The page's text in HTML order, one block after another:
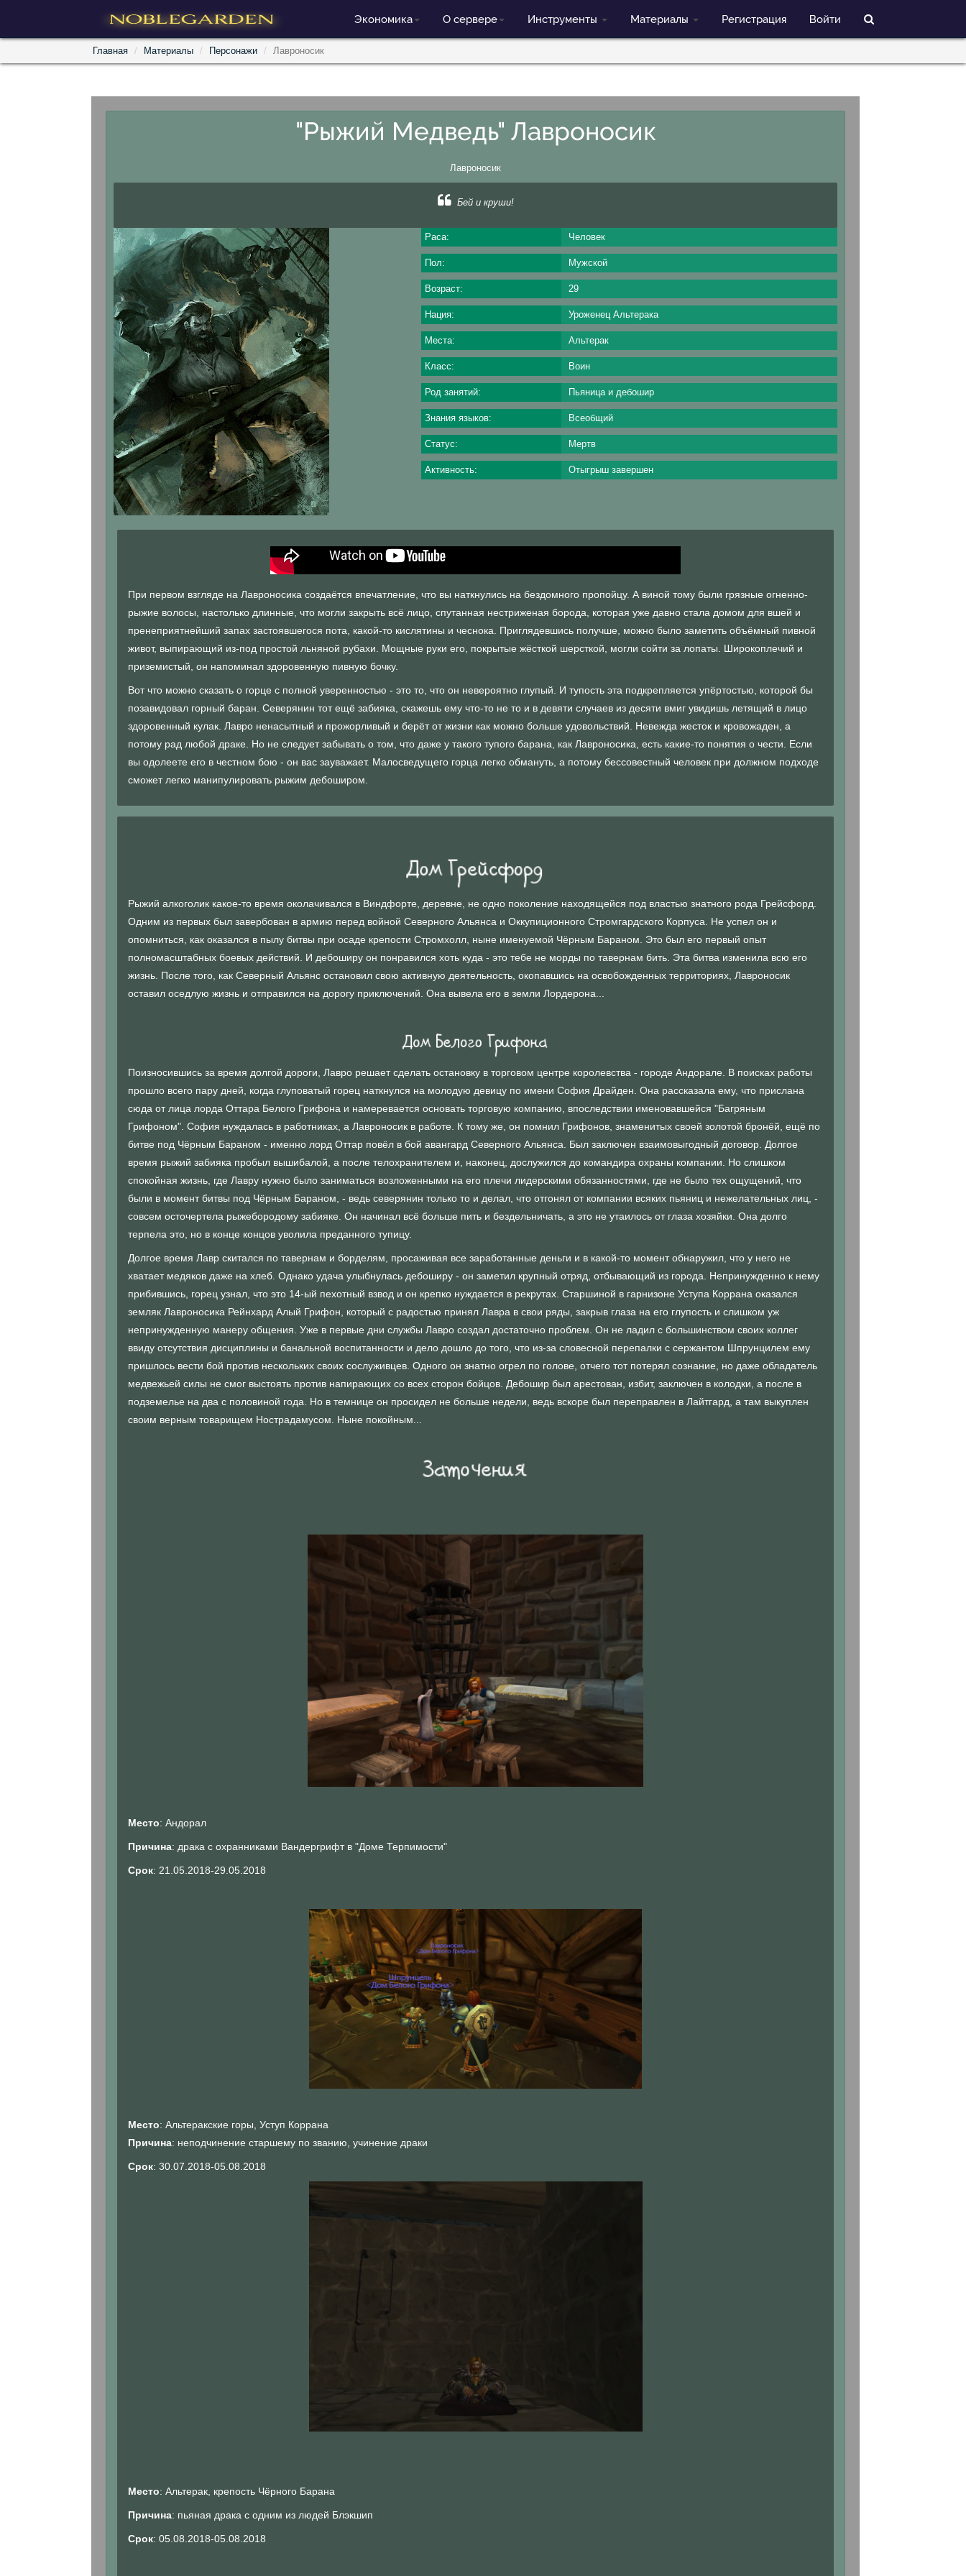
Экономика О сервере Инструменты Материалы Регистрация Войти
Главная Материалы Персонажи Лавроносик
"Рыжий Медведь" Лавроносик
Лавроносик
Бей и круши!
Раса: Человек
Пол: Мужской
Возраст: 29
Нация: Уроженец Альтерака
Места: Альтерак
Класс: Воин
Род занятий: Пьяница и дебошир
Знания языков: Всеобщий
Статус: Мертв
Активность: Отыгрыш завершен
При первом взгляде на Лавроносика создаётся впечатление, что вы наткнулись на бездомного пропойцу. А виной тому были грязные огненно-
рыжие волосы, настолько длинные, что могли закрыть всё лицо, спутанная нестриженая борода, которая уже давно стала домом для вшей и
пренеприятнейший запах застоявшегося пота, какой-то кислятины и чеснока. Приглядевшись получше, можно было заметить объёмный пивной
живот, выпирающий из-под простой льняной рубахи. Мощные руки его, покрытые жёсткой шерсткой, могли сойти за лопаты. Широкоплечий и
приземистый, он напоминал здоровенную пивную бочку.
Вот что можно сказать о горце с полной уверенностью - это то, что он невероятно глупый. И тупость эта подкрепляется упёртостью, которой бы
позавидовал горный баран. Северянин тот ещё забияка, скажешь ему что-то не то и в девяти случаев из десяти вмиг увидишь летящий в лицо
здоровенный кулак. Лавро ненасытный и прожорливый и берёт от жизни как можно больше удовольствий. Невежда жесток и кровожаден, а
потому рад любой драке. Но не следует забывать о том, что даже у такого тупого барана, как Лавроносика, есть какие-то понятия о чести. Если
вы одолеете его в честном бою - он вас зауважает. Малосведущего горца легко обмануть, а потому бессовестный человек при должном подходе
сможет легко манипулировать рыжим дебоширом.
Рыжий алкоголик какое-то время околачивался в Виндфорте, деревне, не одно поколение находящейся под властью знатного рода Грейсфорд.
Одним из первых был завербован в армию перед войной Северного Альянса и Оккупиционного Стромгардского Корпуса. Не успел он и
опомниться, как оказался в пылу битвы при осаде крепости Стромхолл, ныне именуемой Чёрным Бараном. Это был его первый опыт
полномасштабных боевых действий. И дебоширу он понравился хоть куда - это тебе не морды по тавернам бить. Эта битва изменила всю его
жизнь. После того, как Северный Альянс остановил свою активную деятельность, окопавшись на освобожденных территориях, Лавроносик
оставил оседлую жизнь и отправился на дорогу приключений. Она вывела его в земли Лордерона...
Поизносившись за время долгой дороги, Лавро решает сделать остановку в торговом центре королевства - городе Андорале. В поисках работы
прошло всего пару дней, когда глуповатый горец наткнулся на молодую девицу по имени София Драйден. Она рассказала ему, что прислана
сюда от лица лорда Оттара Белого Грифона и намеревается основать торговую компанию, впоследствии именовавшейся "Багряным
Грифоном". София нуждалась в работниках, а Лавроносик в работе. К тому же, он помнил Грифонов, знаменитых своей золотой бронёй, ещё по
битве под Чёрным Бараном - именно лорд Оттар повёл в бой авангард Северного Альянса. Был заключен взаимовыгодный договор. Долгое
время рыжий забияка пробыл вышибалой, а после телохранителем и, наконец, дослужился до командира охраны компании. Но слишком
спокойная жизнь, где Лавру нужно было заниматься возложенными на его плечи лидерскими обязанностями, где не было тех ощущений, что
были в момент битвы под Чёрным Бараном, - ведь северянин только то и делал, что отгонял от компании всяких пьяниц и нежелательных лиц, -
совсем осточертела рыжебородому забияке. Он начинал всё больше пить и бездельничать, а это не утаилось от глаза хозяйки. Она долго
терпела это, но в конце концов уволила преданного тупицу.
Долгое время Лавр скитался по тавернам и борделям, просаживая все заработанные деньги и в какой-то момент обнаружил, что у него не
хватает медяков даже на хлеб. Однако удача улыбнулась дебоширу - он заметил крупный отряд, отбывающий из города. Непринужденно к нему
прибившись, горец узнал, что это 14-ый пехотный взвод и он крепко нуждается в рекрутах. Старшиной в гарнизоне Уступа Коррана оказался
земляк Лавроносика Рейнхард Алый Грифон, который с радостью принял Лавра в свои ряды, закрыв глаза на его глупость и слишком уж
непринужденную манеру общения. Уже в первые дни службы Лавро создал достаточно проблем. Он не ладил с большинством своих коллег
ввиду отсутствия дисциплины и банальной воспитанности и дело дошло до того, что из-за словесной перепалки с сержантом Шпрунцилем ему
пришлось вести бой против нескольких своих сослуживцев. Одного он знатно огрел по голове, отчего тот потерял сознание, но даже обладатель
медвежьей силы не смог выстоять против напирающих со всех сторон бойцов. Дебошир был арестован, избит, заключен в колодки, а после в
подземелье на два с половиной года. Но в темнице он просидел не больше недели, ведь вскоре был переправлен в Лайтгард, а там выкуплен
своим верным товарищем Нострадамусом. Ныне покойным...
Место: Андорал
Причина: драка с охранниками Вандергрифт в "Доме Терпимости"
Срок: 21.05.2018-29.05.2018
Место: Альтеракские горы, Уступ Коррана
Причина: неподчинение старшему по званию, учинение драки
Срок: 30.07.2018-05.08.2018
Место: Альтерак, крепость Чёрного Барана
Причина: пьяная драка с одним из людей Блэкшип
Срок: 05.08.2018-05.08.2018